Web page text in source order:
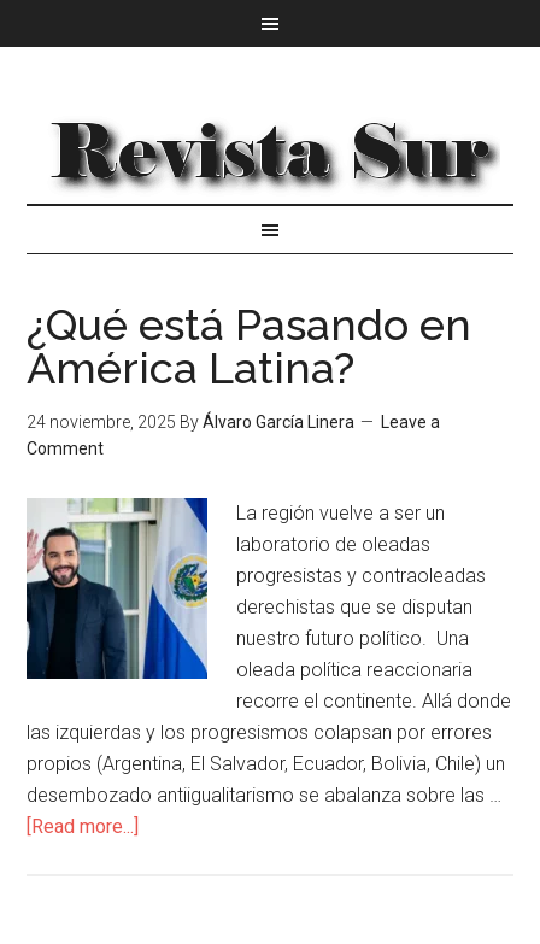
¿Qué está Pasando en
América Latina?
24 noviembre, 2025 ByÁlvaro García Linera
Leave a
Comment
La región vuelve a ser un
laboratorio de oleadas
progresistas y contraoleadas
derechistas que se disputan
nuestro futuro político. Una
oleada política reaccionaria
recorre el continente. Allá donde
las izquierdas y los progresismos colapsan por errores
propios (Argentina, El Salvador, Ecuador, Bolivia, Chile) un
desembozado antiigualitarismo se abalanza sobre las …
[Read more...]